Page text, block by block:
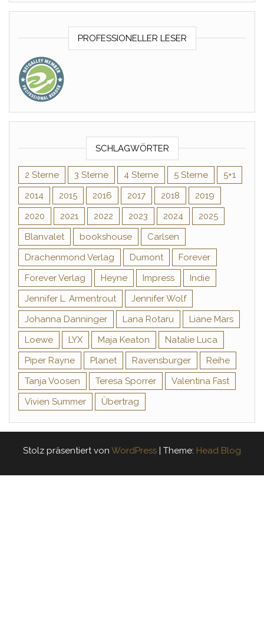
PROFESSIONELLER LESER
SCHLAGWÖRTER
2 Sterne 3 Sterne 4 Sterne 5 Sterne
5+1
2014
2015 2016 2017 2018
2019
2020
2021 2022 2023 2024
2025
Blanvalet
bookshouse
Carlsen
Drachenmond Verlag
Dumont
Forever
Forever Verlag
Heyne Impress
Indie
Jennifer L. Armentrout
Jennifer Wolf
Johanna Danninger
Lana Rotaru
Liane Mars
Loewe
LYX Maja Keaton
Natalie Luca
Piper Rayne
Planet Ravensburger
Reihe
Tanja Voosen
Teresa Sporrer
Valentina Fast
Vivien Summer
Übertrag
Stolz präsentiert von WordPress | Theme: Head Blog